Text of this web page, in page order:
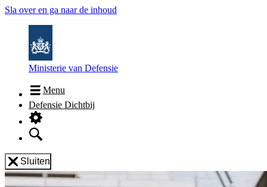
Sla over en ga naar de inhoud
Ministerie van Defensie
Menu
Defensie Dichtbij
Sluiten